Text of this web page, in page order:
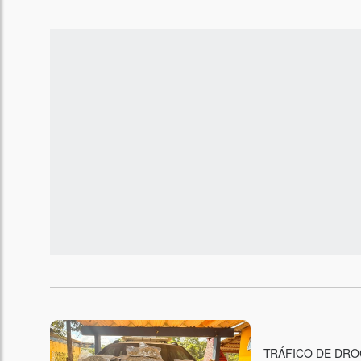
TRÁFICO DE